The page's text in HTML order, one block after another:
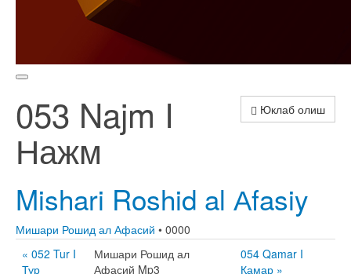
Юклаб олиш
053 Najm I
Нажм
Mishari Roshid al Аfasiy
Мишари Рошид ал Афасий • 0000
« 052 Tur I
Тур
Мишари Рошид ал
Афасий Mp3
054 Qamar I
Қамар »